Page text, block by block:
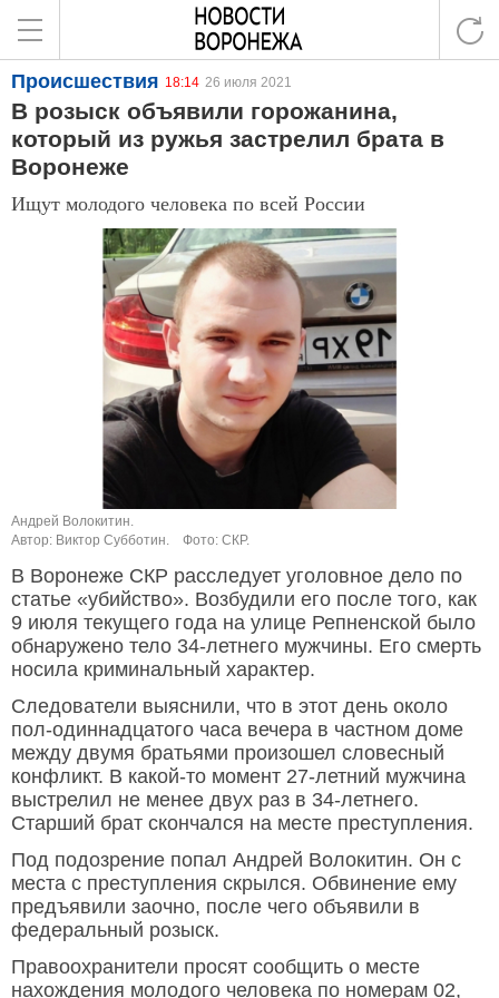
Происшествия 18:14 26 июля 2021
В розыск объявили горожанина,
который из ружья застрелил брата в
Воронеже
Ищут молодого человека по всей России
Андрей Волокитин.
Автор: Виктор Субботин.
Фото: СКР.
В Воронеже СКР расследует уголовное дело по
статье «убийство». Возбудили его после того, как
9 июля текущего года на улице Репненской было
обнаружено тело 34-летнего мужчины. Его смерть
носила криминальный характер.
Следователи выяснили, что в этот день около
пол-одиннадцатого часа вечера в частном доме
между двумя братьями произошел словесный
конфликт. В какой-то момент 27-летний мужчина
выстрелил не менее двух раз в 34-летнего.
Старший брат скончался на месте преступления.
Под подозрение попал Андрей Волокитин. Он с
места с преступления скрылся. Обвинение ему
предъявили заочно, после чего объявили в
федеральный розыск.
Правоохранители просят сообщить о месте
нахождения молодого человека по номерам 02,